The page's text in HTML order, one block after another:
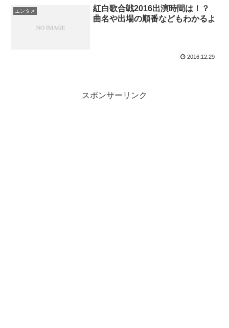
エンタメ
紅白歌合戦2016出演時間は！？
曲名や出場の順番などもわかるよ
2016.12.29
スポンサーリンク